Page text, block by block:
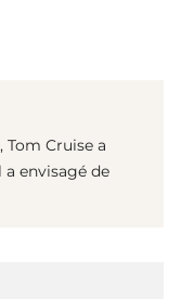
Tom Cruise a
envisagé de